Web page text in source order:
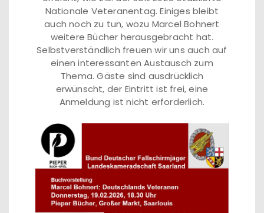
Nationale Veteranentag. Einiges bleibt
auch noch zu tun, wozu Marcel Bohnert
weitere Bücher herausgebracht hat.
Selbstverständlich freuen wir uns auch auf
einen interessanten Austausch zum
Thema. Gäste sind ausdrücklich
erwünscht, der Eintritt ist frei, eine
Anmeldung ist nicht erforderlich.